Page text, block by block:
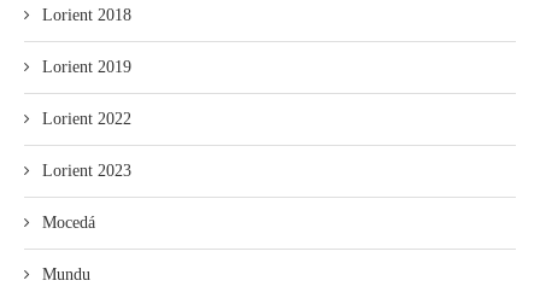
Lorient 2018
Lorient 2019
Lorient 2022
Lorient 2023
Mocedá
Mundu